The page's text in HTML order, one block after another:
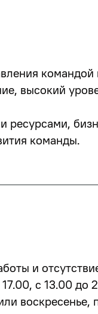
высокий
ресурсами,
команды.
и
с 13.00 до
воскресенье,